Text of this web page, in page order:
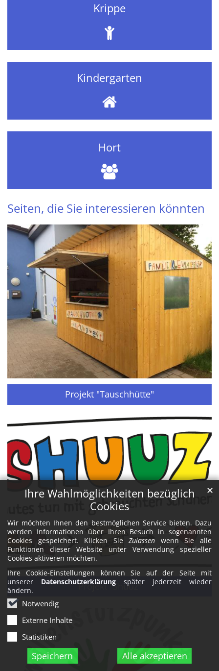
Ihre Wahlmöglichkeiten bezüglich
Cookies
Wir möchten Ihnen den bestmöglichen Service bieten. Dazu
werden Informationen über Ihren Besuch in sogenannten
Cookies gespeichert. Klicken SieZulassen wenn Sie alle
Funktionen dieser Website unter Verwendung spezieller
Cookies aktiveren möchten.
Ihre Cookie-Einstellungen können Sie auf der Seite mit
unserer Datenschutzerklärung später jederzeit wieder
ändern.
Notwendig
Externe Inhalte
Statistiken
Speichern Alle akzeptieren
✕
Krippe
Kindergarten
Hort
Seiten, die Sie interessieren könnten
Projekt "Tauschhütte"
Projekt "Shuuz"